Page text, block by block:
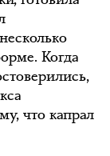
Когда
что капрал